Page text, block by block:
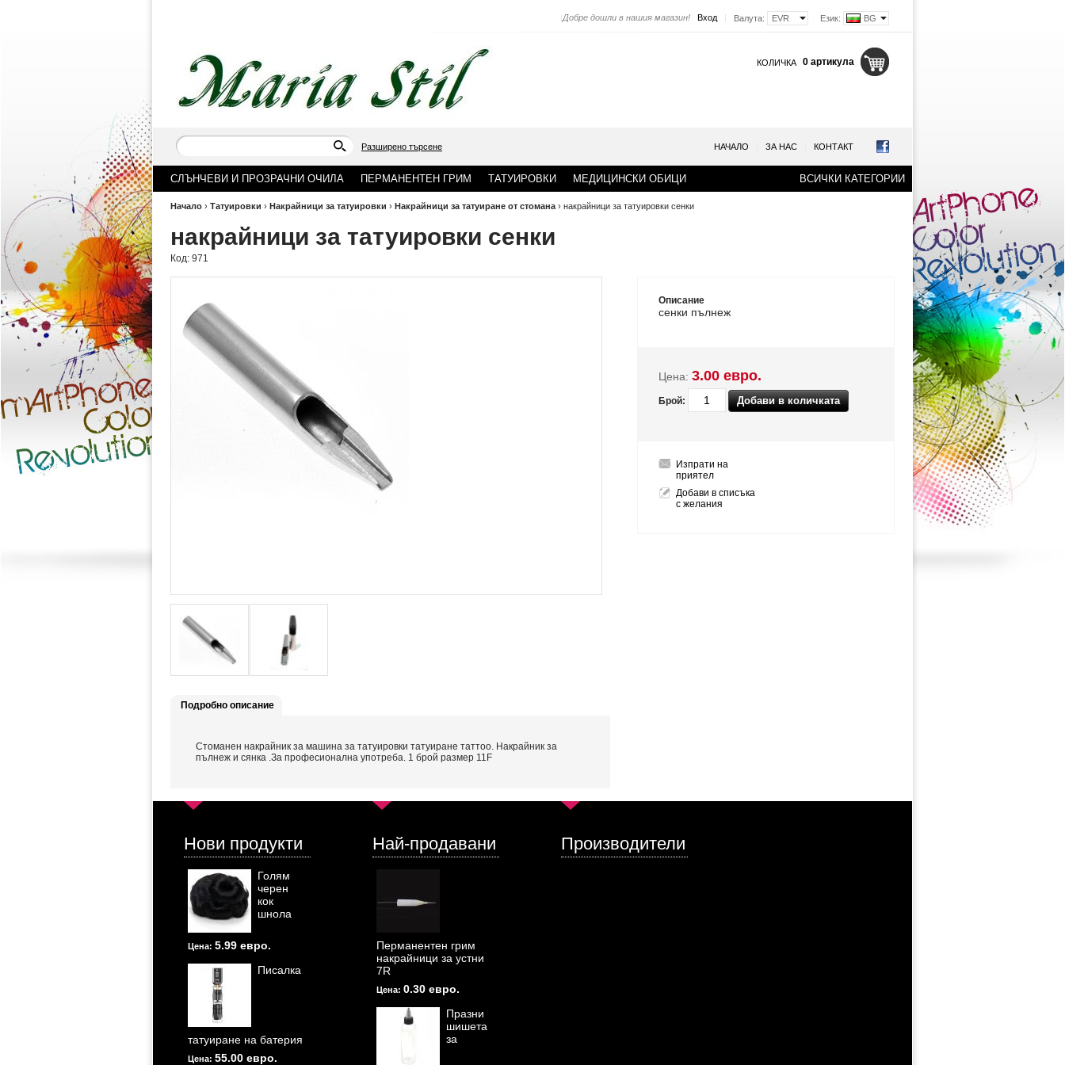
Език: BG
Валута: EVR
Вход
Добре дошли в нашия магазин!
КОЛИЧКА 0 артикула
Разширено търсене НАЧАЛО ЗА НАС КОНТАКТ
СЛЪНЧЕВИ И ПРОЗРАЧНИ ОЧИЛА ПЕРМАНЕНТЕН ГРИМ ТАТУИРОВКИ МЕДИЦИНСКИ ОБИЦИ ВСИЧКИ КАТЕГОРИИ
Начало › Татуировки › Накрайници за татуировки › Накрайници за татуиране от стомана › накрайници за татуировки сенки
накрайници за татуировки сенки
Код: 971
Описание
сенки пълнеж
Цена: 3.00 евро.
Брой:
Изпрати на
приятел
Добави в списъка
с желания
Подробно описание
Стоманен накрайник за машина за татуировки татуиране таттоо. Накрайник за
пълнеж и сянка .За професионална употреба. 1 брой размер 11F
Нови продукти
Голям
черен
кок
шнола
Цена: 5.99 евро.
Писалка
татуиране на батерия
Цена: 55.00 евро.
Най-продавани
Перманентен грим
накрайници за устни
7R
Цена: 0.30 евро.
Празни
шишета
за
Производители